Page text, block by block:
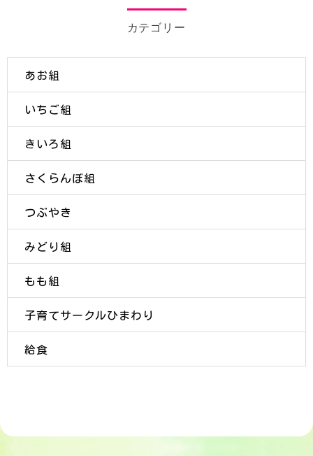
カテゴリー
あお組
いちご組
きいろ組
さくらんぼ組
つぶやき
みどり組
もも組
子育てサークルひまわり
給食